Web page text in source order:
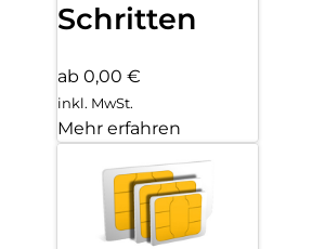
Schritten
ab 0,00 €
inkl. MwSt.
Mehr erfahren